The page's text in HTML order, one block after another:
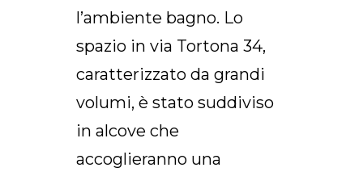
l’ambiente bagno. Lo
spazio in via Tortona 34,
caratterizzato da grandi
volumi, è stato suddiviso
in alcove che
accoglieranno una